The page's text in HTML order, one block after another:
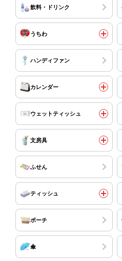
飲料・ドリンク
うちわ
ハンディファン
カレンダー
ウェットティッシュ
文房具
ふせん
ティッシュ
ポーチ
傘